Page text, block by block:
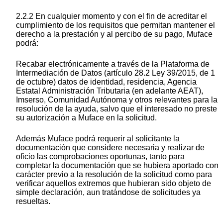
2.2.2 En cualquier momento y con el fin de acreditar el
cumplimiento de los requisitos que permitan mantener el
derecho a la prestación y al percibo de su pago, Muface
podrá:
Recabar electrónicamente a través de la Plataforma de
Intermediación de Datos (artículo 28.2 Ley 39/2015, de 1
de octubre) datos de identidad, residencia, Agencia
Estatal Administración Tributaria (en adelante AEAT),
Imserso, Comunidad Autónoma y otros relevantes para la
resolución de la ayuda, salvo que el interesado no preste
su autorización a Muface en la solicitud.
Además Muface podrá requerir al solicitante la
documentación que considere necesaria y realizar de
oficio las comprobaciones oportunas, tanto para
completar la documentación que se hubiera aportado con
carácter previo a la resolución de la solicitud como para
verificar aquellos extremos que hubieran sido objeto de
simple declaración, aun tratándose de solicitudes ya
resueltas.